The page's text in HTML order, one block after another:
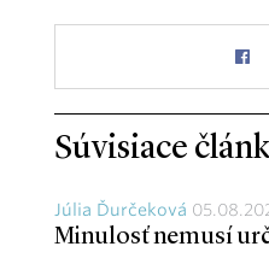
Súvisiace
Júlia Ďurčeková
Minulosť nemusí